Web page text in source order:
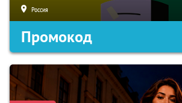
Россия
Промокод